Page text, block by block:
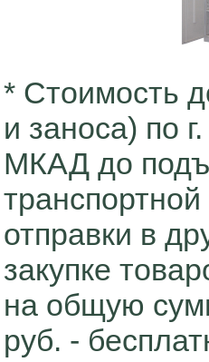
* Cтоимость
и заноса) по
МКАД до
отправки в
закупке
на общую
руб. -